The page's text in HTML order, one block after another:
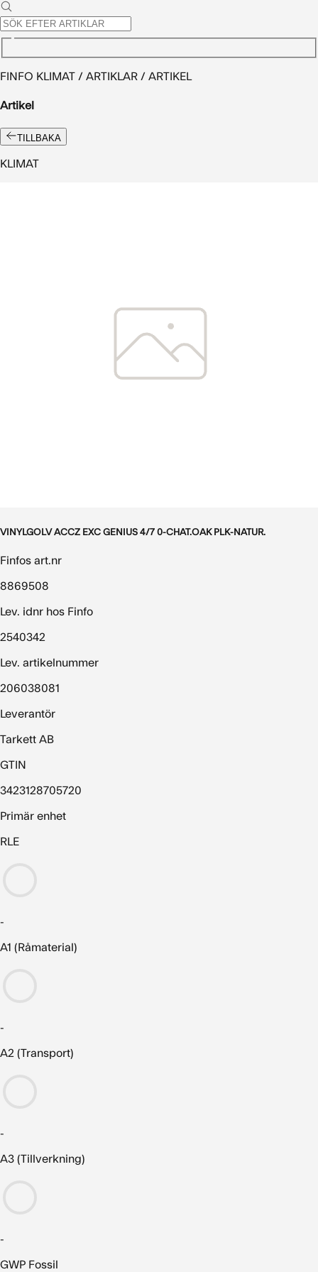
FINFO KLIMAT / ARTIKLAR / ARTIKEL
Artikel
TILLBAKA
KLIMAT
VINYLGOLV ACCZ EXC GENIUS 4/7 0-CHAT.OAK PLK-NATUR.
Finfos art.nr
8869508
Lev. idnr hos Finfo
2540342
Lev. artikelnummer
206038081
Leverantör
Tarkett AB
GTIN
3423128705720
Primär enhet
RLE
-
A1 (Råmaterial)
-
A2 (Transport)
-
A3 (Tillverkning)
-
GWP Fossil